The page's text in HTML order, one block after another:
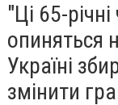
"Ці 65-
опиняться
Україні
змінити